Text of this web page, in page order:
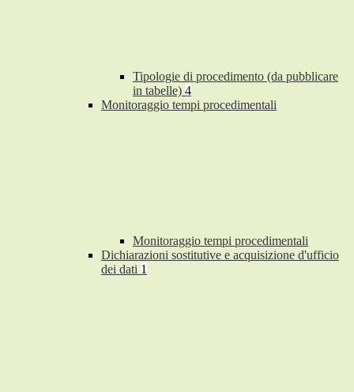
Tipologie di procedimento (da pubblicare
in tabelle) 4
Monitoraggio tempi procedimentali
Monitoraggio tempi procedimentali
Dichiarazioni sostitutive e acquisizione d'ufficio
dei dati 1